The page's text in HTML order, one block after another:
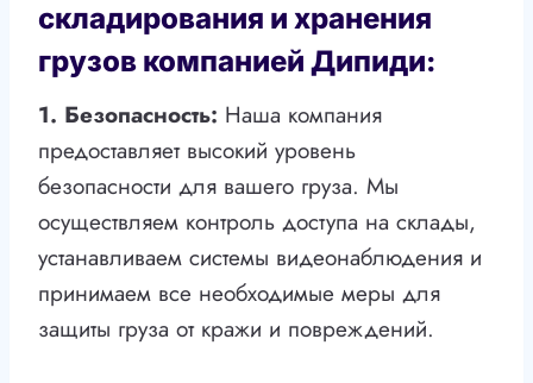
складирования и хранения
грузов компанией Дипиди:
1. Безопасность: Наша компания
предоставляет высокий уровень
безопасности для вашего груза. Мы
осуществляем контроль доступа на склады,
устанавливаем системы видеонаблюдения и
принимаем все необходимые меры для
защиты груза от кражи и повреждений.